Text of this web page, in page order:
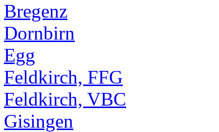
Bregenz
Dornbirn
Egg
Feldkirch, FFG
Feldkirch, VBC
Gisingen